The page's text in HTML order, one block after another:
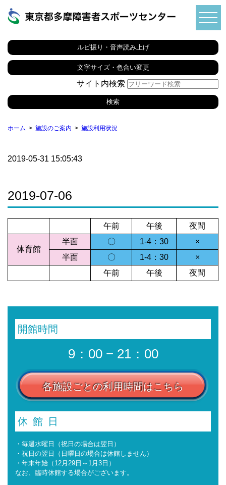
ルビ振り・音声読み上げ
文字サイズ・色合い変更
サイト内検索
ホーム 施設のご案内 施設利用状況
2019-05-31 15:05:43
2019-07-06
午前 午後 夜間
体育館
半面 〇 1-4：30
×
半面
〇 1-4：30
×
午前
午後 夜間
開館時間
9：00 − 21：00
各施設ごとの利用時間はこちら
休館日
・毎週水曜日（祝日の場合は翌日）
・祝日の翌日（日曜日の場合は休館しません）
・年末年始（12月29日～1月3日）
なお、臨時休館する場合がございます。